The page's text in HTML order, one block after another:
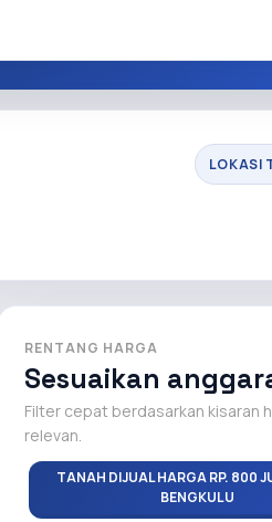
LOKASI
RENTANG HARGA
Sesuaikan
Filter cepat berdasarkan kisaran
relevan.
TANAH DIJUAL HARGA RP. 800
BENGKULU